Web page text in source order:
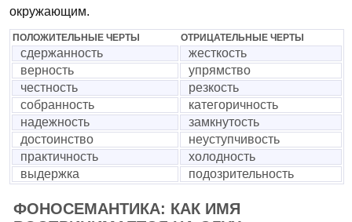
окружающим.
ПОЛОЖИТЕЛЬНЫЕ ЧЕРТЫ ОТРИЦАТЕЛЬНЫЕ ЧЕРТЫ
сдержанность
жесткость
верность
упрямство
честность
резкость
собранность
категоричность
надежность
замкнутость
достоинство
неуступчивость
практичность
холодность
выдержка
подозрительность
ФОНОСЕМАНТИКА: КАК ИМЯ